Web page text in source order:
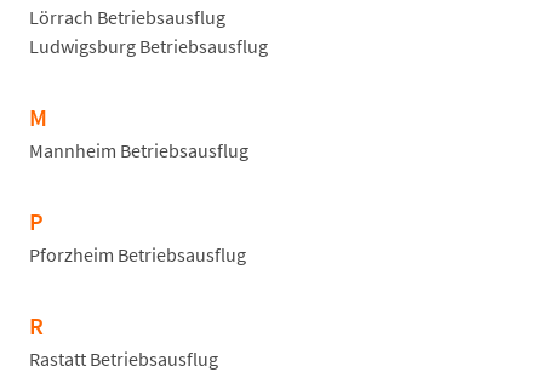
Lörrach Betriebsausflug
Ludwigsburg Betriebsausflug
M
Mannheim Betriebsausflug
P
Pforzheim Betriebsausflug
R
Rastatt Betriebsausflug